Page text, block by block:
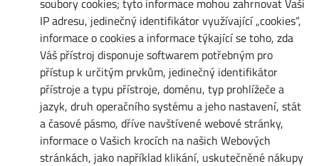
soubory cookies; tyto informace mohou zahrnovat Vaši
IP adresu, jedinečný identifikátor využívající „cookies“,
informace o cookies a informace týkající se toho, zda
Váš přístroj disponuje softwarem potřebným pro
přístup k určitým prvkům, jedinečný identifikátor
přístroje a typu přístroje, doménu, typ prohlížeče a
jazyk, druh operačního systému a jeho nastavení, stát
a časové pásmo, dříve navštívené webové stránky,
informace o Vašich krocích na našich Webových
stránkách, jako například klikání, uskutečněné nákupy